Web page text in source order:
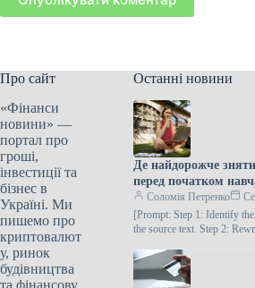
Про сайт
«Фінанси
новини» —
портал про
гроші,
інвестиції та
бізнес в
Україні. Ми
пишемо про
криптовалют
у, ринок
будівництва
та фінансову
Останні новини
Де найдорожче
перед початком
Соломія Петренко
[Prompt: Step 1: Identify
the source text. Step 2:
IDENTIFIED…